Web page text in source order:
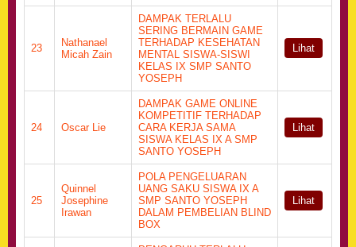
23
Nathanael
Micah Zain
DAMPAK TERLALU
SERING BERMAIN GAME
TERHADAP KESEHATAN
MENTAL SISWA-SISWI
KELAS IX SMP SANTO
YOSEPH
Lihat
24 Oscar Lie
DAMPAK GAME ONLINE
KOMPETITIF TERHADAP
CARA KERJA SAMA
SISWA KELAS IX A SMP
SANTO YOSEPH
Lihat
25
Quinnel
Josephine
Irawan
POLA PENGELUARAN
UANG SAKU SISWA IX A
SMP SANTO YOSEPH
DALAM PEMBELIAN BLIND
BOX
Lihat